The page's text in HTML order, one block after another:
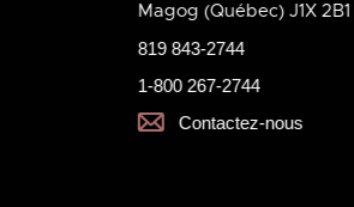
Magog (Québec) J1X 2B1
819 843-2744
1-800 267-2744
Contactez-nous